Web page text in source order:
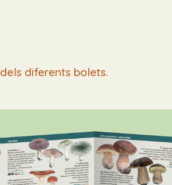
dels diferents bolets.